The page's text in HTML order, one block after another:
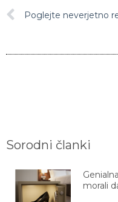
Sorodni članki
morali